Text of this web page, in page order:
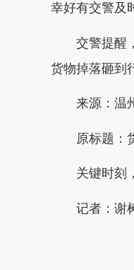
幸好有交警及
交警提醒，
货物掉落砸到
来源：温
原标题：货
关键时刻，
记者：谢树